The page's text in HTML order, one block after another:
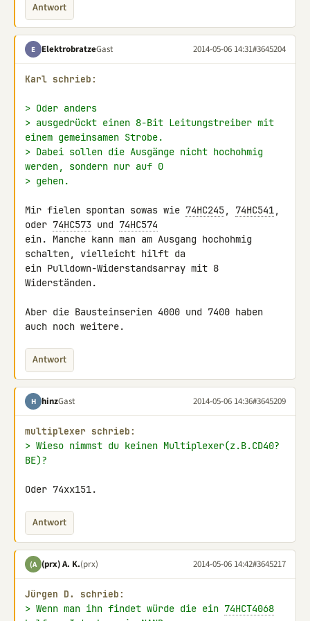
Antwort
E ElektrobratzeGast 2014-05-06 14:31#3645204
Karl schrieb:
> Oder anders
> ausgedrückt einen 8-Bit Leitungstreiber mit
einem gemeinsamen Strobe.
> Dabei sollen die Ausgänge nicht hochohmig
werden, sondern nur auf 0
> gehen.
Mir fielen spontan sowas wie 74HC245, 74HC541,
oder 74HC573 und 74HC574
ein. Manche kann man am Ausgang hochohmig
schalten, vielleicht hilft da
ein Pulldown-Widerstandsarray mit 8
Widerständen.
Aber die Bausteinserien 4000 und 7400 haben
auch noch weitere.
Antwort
H hinzGast 2014-05-06 14:36#3645209
multiplexer schrieb:
> Wieso nimmst du keinen Multiplexer(z.B.CD40?
BE)?
Oder 74xx151.
Antwort
(A (prx) A. K.(prx) 2014-05-06 14:42#3645217
Jürgen D. schrieb:
> Wenn man ihn findet würde die ein 74HCT4068